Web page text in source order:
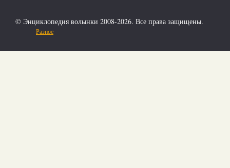
© Энциклопедия волынки 2008-2026. Все права защищены.
Разное